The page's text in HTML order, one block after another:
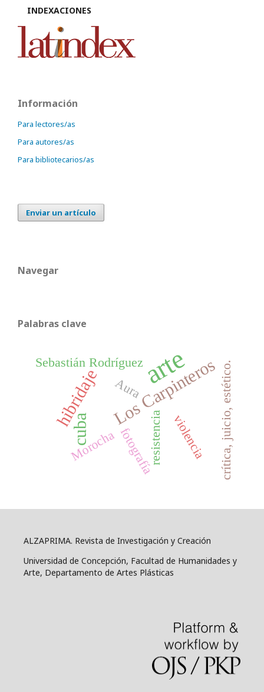
INDEXACIONES
Información
Para lectores/as
Para autores/as
Para bibliotecarios/as
Enviar un artículo
Navegar
Palabras clave
arte
hibridaje Los Carpinteros
cuba crítica, juicio, estético.
Morocha violencia
Aura
fotografía
Sebastián Rodríguez
resistencia
ALZAPRIMA. Revista de Investigación y Creación
Universidad de Concepción, Facultad de Humanidades y
Arte, Departamento de Artes Plásticas